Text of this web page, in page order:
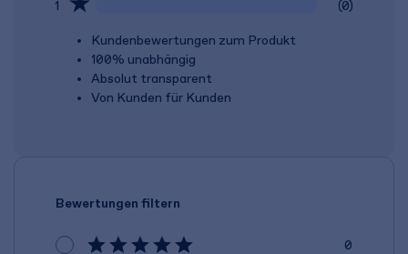
1 (0)
Kundenbewertungen zum Produkt
100% unabhängig
Absolut transparent
Von Kunden für Kunden
Bewertungen filtern
0